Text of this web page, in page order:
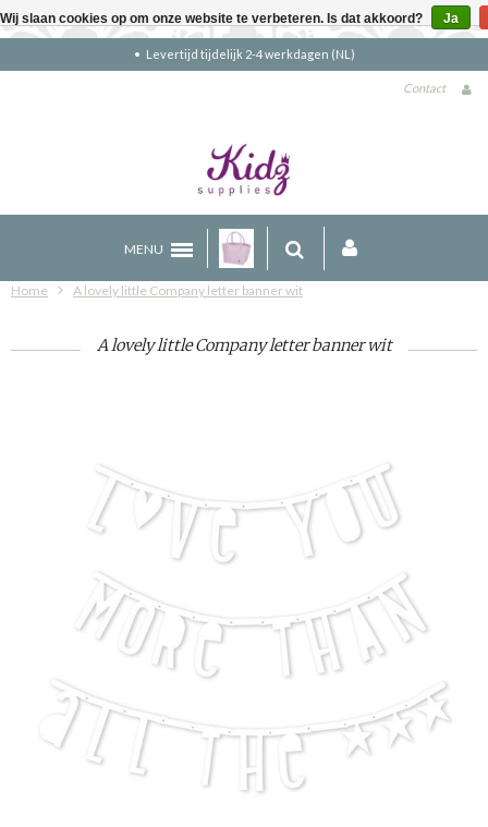
Gratis verzending boven
Contact
MENU
Home A lovely little Company letter banner wit
A lovely little Company letter banner wit
Wij slaan cookies op om onze website te verbeteren. Is dat akkoord? Ja